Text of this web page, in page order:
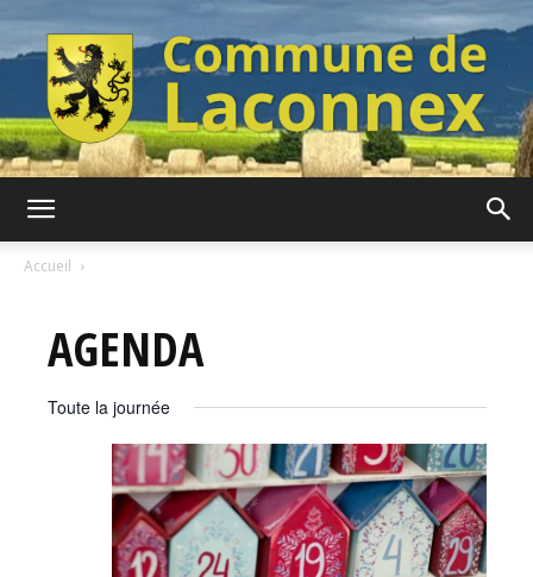
Accueil
AGENDA
Toute la journée